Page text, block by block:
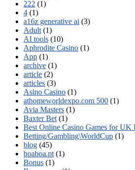
222 (1)
4 (1)
a16z generative ai (3)
Adult (1)
AI tools (10)
Aphrodite Casino (1)
App (1)
archive (1)
article (2)
articles (3)
Asino Casino (1)
athomeworldexpo.com 500 (1)
Avia Masters (1)
Baxter Bet (1)
Best Online Casino Games for UK
Betting/Gambling\WorldCup (1)
blog (45)
boaboa.pt (1)
Bonus (1)